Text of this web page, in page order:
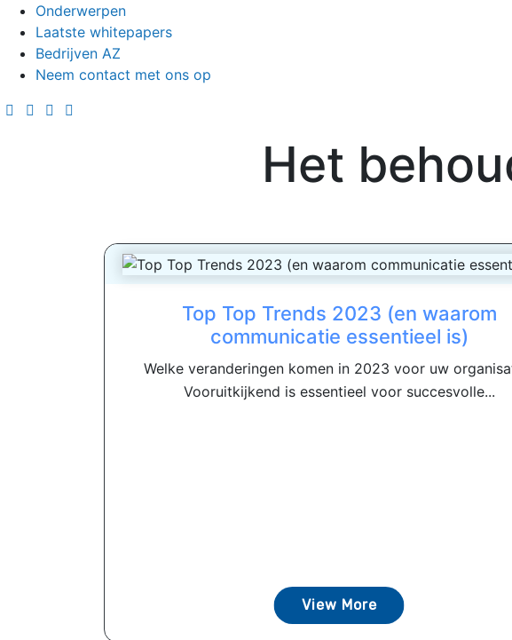
Onderwerpen
Laatste whitepapers
Bedrijven AZ
Neem contact met ons op
Het
Top Top Trends 2023 (en waarom
communicatie essentieel is)
Welke veranderingen komen in 2023 voor uw
Vooruitkijkend is essentieel voor succesvolle...
View More